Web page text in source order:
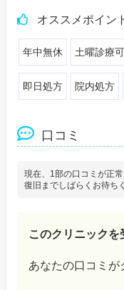
オススメポイン
年中無休 土曜診療可
即日処方 院内処方
口コミ
現在、1部の口コミが正
復旧までしばらくお待ち
このクリニック
あなたの口コミ